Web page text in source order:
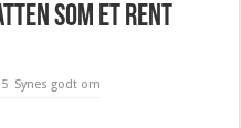
som et rent
5 Synes godt om